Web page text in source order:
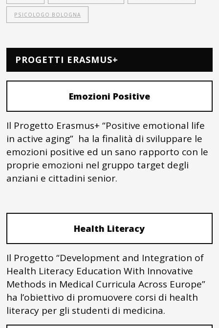
PSICOLOGO BOLOGNA
PROGETTI ERASMUS+
Emozioni Positive
Il Progetto Erasmus+ “Positive emotional life
in active aging” ha la finalità di sviluppare le
emozioni positive ed un sano rapporto con le
proprie emozioni nel gruppo target degli
anziani e cittadini senior.
Health Literacy
Il Progetto “Development and Integration of
Health Literacy Education With Innovative
Methods in Medical Curricula Across Europe”
ha l’obiettivo di promuovere corsi di health
literacy per gli studenti di medicina.